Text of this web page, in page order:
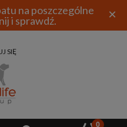
na poszczególne
i sprawdź.
×
SIĘ